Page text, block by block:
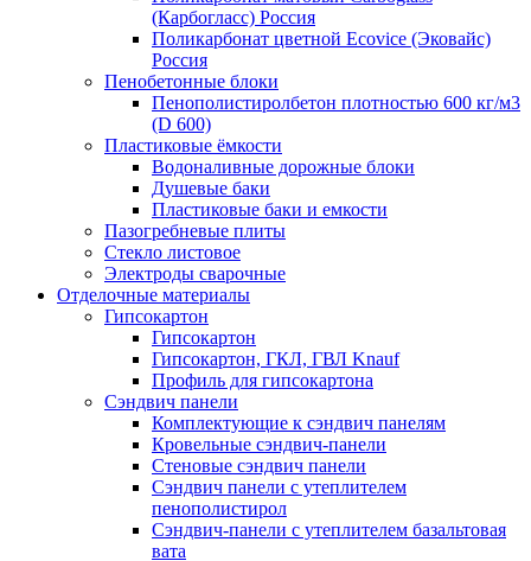
(Карбогласс) Россия
Поликарбонат цветной Ecovice (Эковайс)
Россия
Пенобетонные блоки
Пенополистиролбетон плотностью 600 кг/м3
(D 600)
Пластиковые ёмкости
Водоналивные дорожные блоки
Душевые баки
Пластиковые баки и емкости
Пазогребневые плиты
Стекло листовое
Электроды сварочные
Отделочные материалы
Гипсокартон
Гипсокартон
Гипсокартон, ГКЛ, ГВЛ Knauf
Профиль для гипсокартона
Сэндвич панели
Комплектующие к сэндвич панелям
Кровельные сэндвич-панели
Стеновые сэндвич панели
Сэндвич панели с утеплителем
пенополистирол
Сэндвич-панели с утеплителем базальтовая
вата